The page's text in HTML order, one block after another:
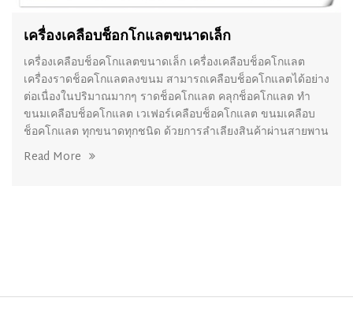
เครื่องเคลือบช็อกโกแลตขนาดเล็ก
เครื่องเคลือบช็อคโกแลตขนาดเล็ก เครื่องเคลือบช็อคโกแลต
เครื่องราดช็อคโกแลตลงขนม สามารถเคลือบช็อคโกแลตได้อย่าง
ต่อเนื่องในปริมาณมากๆ ราดช็อคโกแลต คลุกช็อคโกแลต ทำ
ขนมเคลือบช็อคโกแลต เวเฟอร์เคลือบช็อคโกแลต ขนมเคลือบ
ช็อคโกแลต ทุกขนาดทุกชนิด ด้วยการลำเลียงสินค้าผ่านสายพาน
Read More